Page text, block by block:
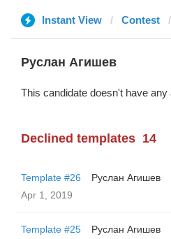
Instant View Contest
Руслан Агишев
This candidate doesn't have
Declined templates 14
Template #26
Руслан Агишев
Apr 1, 2019
Template #25
Руслан Агишев